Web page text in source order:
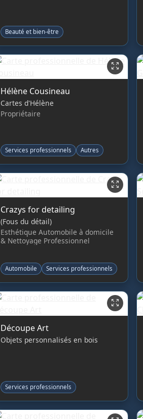
Beauté et bien-être
Hélène Cousineau
Cartes d'Hélène
Propriétaire
Services professionnels Autres
Crazys for detailing
(Fous du détail)
Esthétique Automobile à domicile
& Nettoyage Professionnel
Automobile Services professionnels
Découpe Art
Objets personnalisés en bois
Services professionnels